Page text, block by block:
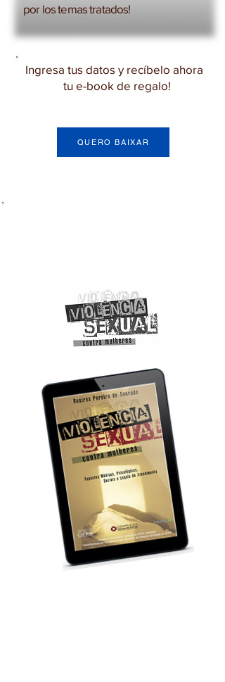
por los temas tratados!
Ingresa tus datos y recíbelo ahora
tu e-book de regalo!
QUERO BAIXAR